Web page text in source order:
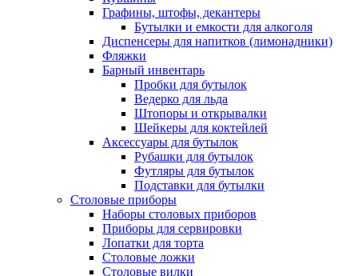
Графины, штофы, декантеры
Бутылки и емкости для алкоголя
Диспенсеры для напитков (лимонадники)
Фляжки
Барный инвентарь
Пробки для бутылок
Ведерко для льда
Штопоры и открывалки
Шейкеры для коктейлей
Аксессуары для бутылок
Рубашки для бутылок
Футляры для бутылок
Подставки для бутылки
Столовые приборы
Наборы столовых приборов
Приборы для сервировки
Лопатки для торта
Столовые ложки
Столовые вилки